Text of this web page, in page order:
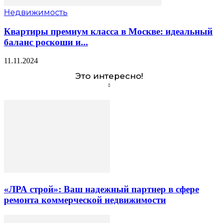
Недвижимость
Квартиры премиум класса в Москве: идеальный
баланс роскоши и...
11.11.2024
Это интересно!
«ЛРА строй»: Ваш надежный партнер в сфере
ремонта коммерческой недвижимости